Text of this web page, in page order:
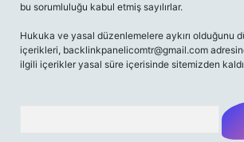
bu sorumluluğu kabul etmiş sayılırlar.
Hukuka ve yasal düzenlemelere aykırı olduğunu
içerikleri, backlinkpanelicomtr@gmail.com
ilgili içerikler yasal süre içerisinde sitemizden